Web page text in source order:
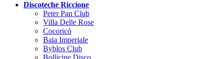
Discoteche Riccione
Peter Pan Club
Villa Delle Rose
Cocoricò
Baia Imperiale
Byblos Club
Bollicine Disco